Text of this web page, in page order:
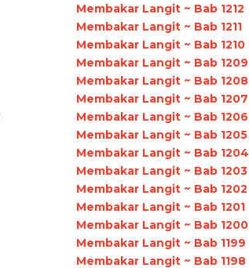
Membakar Langit ~ Bab 1212
Membakar Langit ~ Bab 1211
Membakar Langit ~ Bab 1210
Membakar Langit ~ Bab 1209
Membakar Langit ~ Bab 1208
Membakar Langit ~ Bab 1207
Membakar Langit ~ Bab 1206
Membakar Langit ~ Bab 1205
Membakar Langit ~ Bab 1204
Membakar Langit ~ Bab 1203
Membakar Langit ~ Bab 1202
Membakar Langit ~ Bab 1201
Membakar Langit ~ Bab 1200
Membakar Langit ~ Bab 1199
Membakar Langit ~ Bab 1198